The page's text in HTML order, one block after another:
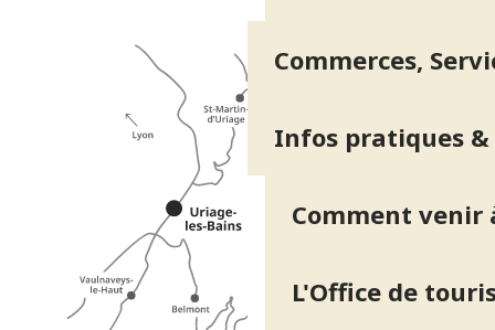
Commerces,
Infos pratiques &
Comment venir
L'Office de